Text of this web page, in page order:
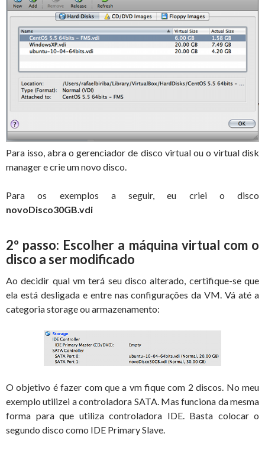
Para isso, abra o gerenciador de disco virtual ou o virtual disk
manager e crie um novo disco.
Para os exemplos a seguir, eu criei o disco
novoDisco30GB.vdi
2º passo: Escolher a máquina virtual com o
disco a ser modificado
Ao decidir qual vm terá seu disco alterado, certifique-se que
ela está desligada e entre nas configurações da VM. Vá até a
categoria storage ou armazenamento:
O objetivo é fazer com que a vm fique com 2 discos. No meu
exemplo utilizei a controladora SATA. Mas funciona da mesma
forma para que utiliza controladora IDE. Basta colocar o
segundo disco como IDE Primary Slave.